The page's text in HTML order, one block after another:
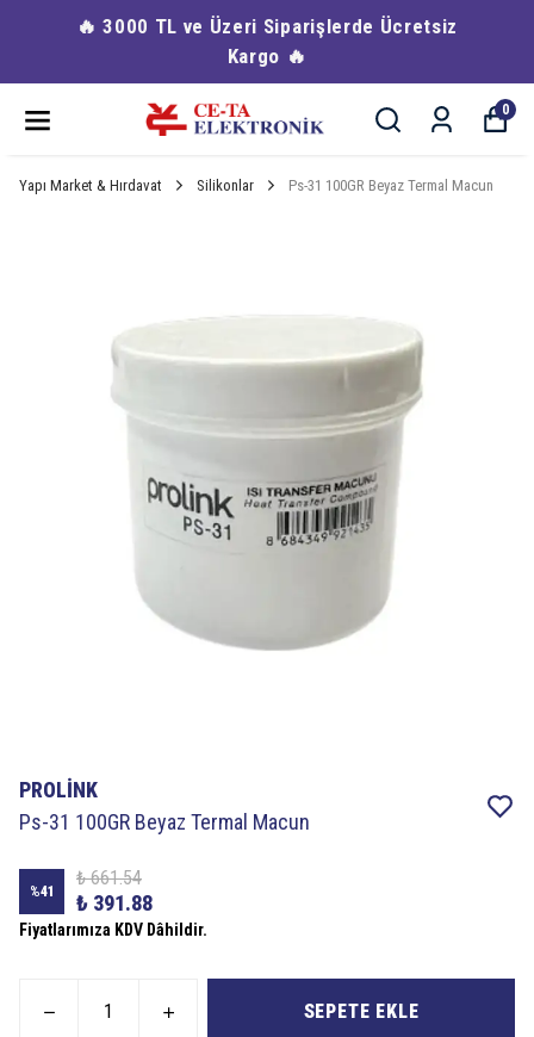
🔥 3000 TL ve Üzeri Siparişlerde Ücretsiz
Kargo 🔥
0
Yapı Market & Hırdavat Silikonlar Ps-31 100GR Beyaz Termal Macun
PROLİNK
Ps-31 100GR Beyaz Termal Macun
%41
₺ 661.54
₺ 391.88
Fiyatlarımıza KDV Dâhildir.
SEPETE EKLE